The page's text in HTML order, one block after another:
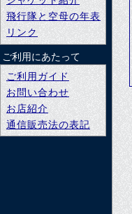
飛行隊と空母の年表
リンク
ご利用にあたって
ご利用ガイド
お問い合わせ
お店紹介
通信販売法の表記